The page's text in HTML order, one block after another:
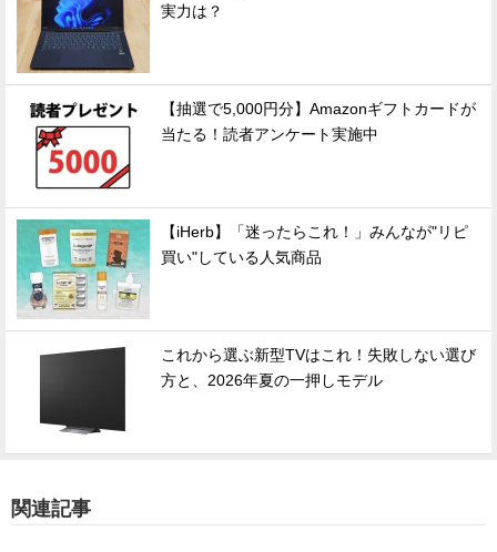
実力は？
【抽選で5,000円分】Amazonギフトカードが
当たる！読者アンケート実施中
【iHerb】「迷ったらこれ！」みんなが"リピ
買い"している人気商品
これから選ぶ新型TVはこれ！失敗しない選び
方と、2026年夏の一押しモデル
関連記事